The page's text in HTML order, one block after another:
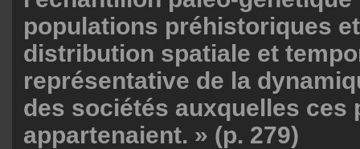
populations préhistoriques
distribution spatiale et
représentative de la
des sociétés auxquelles ces
appartenaient. » (p. 279)